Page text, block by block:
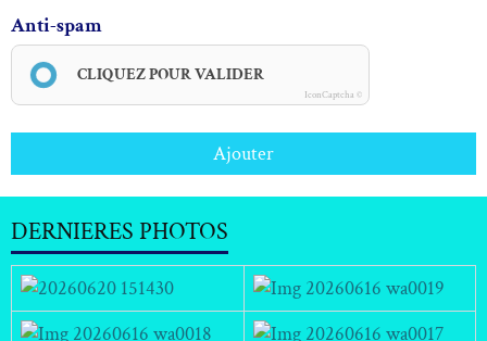
Anti-spam
CLIQUEZ POUR VALIDER
IconCaptcha ©
Ajouter
DERNIERES PHOTOS